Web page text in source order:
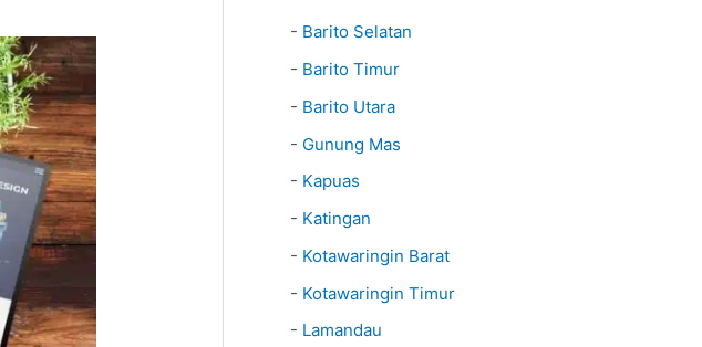
- Barito Selatan
- Barito Timur
- Barito Utara
- Gunung Mas
- Kapuas
- Katingan
- Kotawaringin Barat
- Kotawaringin Timur
- Lamandau